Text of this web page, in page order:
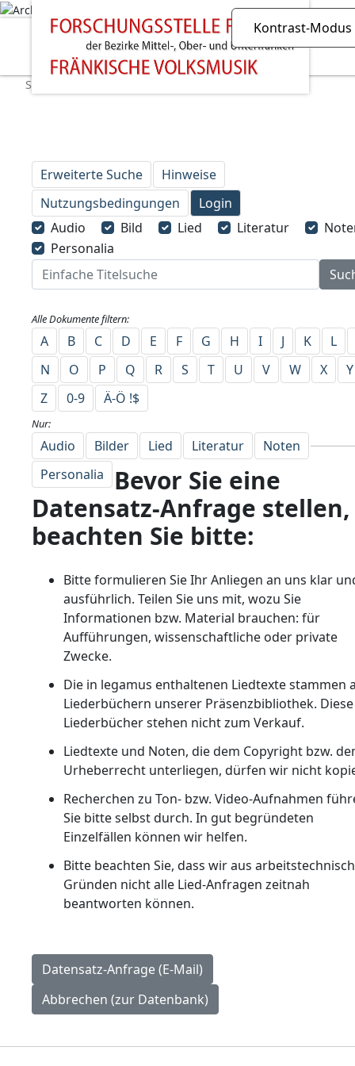
Kontrast-Modus
Start
Erweiterte Suche
Hinweise
Nutzungsbedingungen
Login
Audio
Bild Lied Literatur
Personalia
Alle Dokumente filtern:
A B C D E F G H I J K
L
N
O P Q R S T U V W X
Y
Z
0-9 Ä-Ö !$
Nur:
Audio Bilder Lied Literatur
Noten
Personalia
Bevor Sie eine
Datensatz-Anfrage stellen,
beachten Sie bitte:
Bitte formulieren Sie Ihr Anliegen an uns klar
ausführlich. Teilen Sie uns mit, wozu Sie
Informationen bzw. Material brauchen: für
Aufführungen, wissenschaftliche oder private
Zwecke.
Die in legamus enthaltenen Liedtexte stammen
Liederbüchern unserer Präsenzbibliothek. Diese
Liederbücher stehen nicht zum Verkauf.
Liedtexte und Noten, die dem Copyright bzw.
Urheberrecht unterliegen, dürfen wir nicht
Recherchen zu Ton- bzw. Video-Aufnahmen
Sie bitte selbst durch. In gut begründeten
Einzelfällen können wir helfen.
Bitte beachten Sie, dass wir aus
Gründen nicht alle Lied-Anfragen zeitnah
beantworten können.
Datensatz-Anfrage (E-Mail)
Abbrechen (zur Datenbank)